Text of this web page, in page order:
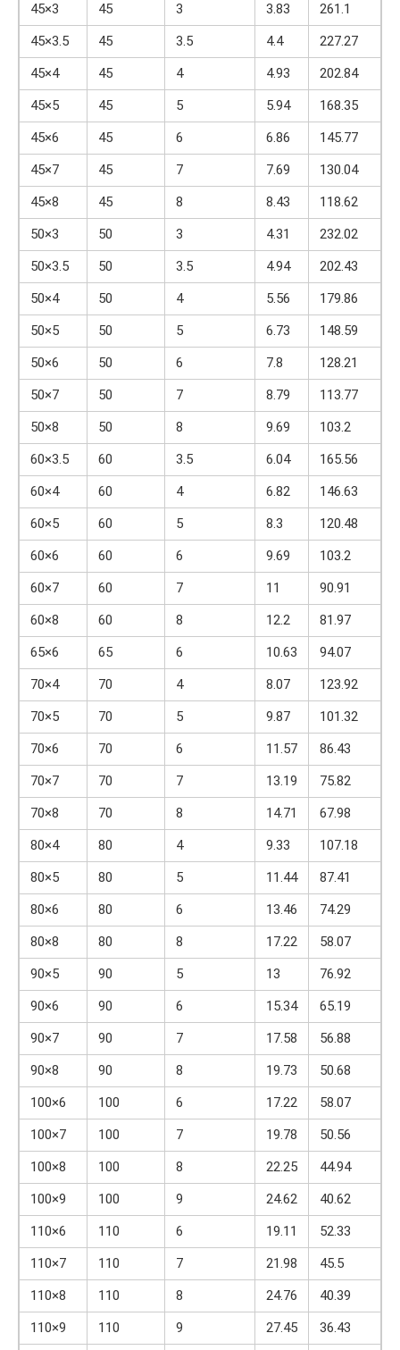
45×3 45 3 3.83
261.1
45×3.5
45 3.5 4.4
227.27
45×4
45 4 4.93
202.84
45×5
45 5 5.94
168.35
45×6
45 6 6.86
145.77
45×7
45 7 7.69
130.04
45×8
45 8 8.43
118.62
50×3
50 3 4.31
232.02
50×3.5
50 3.5 4.94
202.43
50×4
50 4 5.56
179.86
50×5
50 5 6.73
148.59
50×6
50 6 7.8
128.21
50×7
50 7 8.79
113.77
50×8
50 8 9.69
103.2
60×3.5
60 3.5 6.04
165.56
60×4
60 4 6.82
146.63
60×5
60 5 8.3
120.48
60×6
60 6 9.69
103.2
60×7
60 7 11
90.91
60×8
60 8 12.2
81.97
65×6
65 6 10.63
94.07
70×4
70 4 8.07
123.92
70×5
70 5 9.87
101.32
70×6
70 6 11.57
86.43
70×7
70 7 13.19
75.82
70×8
70 8 14.71
67.98
80×4
80 4 9.33
107.18
80×5
80 5 11.44
87.41
80×6
80 6 13.46
74.29
80×8
80 8 17.22
58.07
90×5
90 5 13
76.92
90×6
90 6 15.34
65.19
90×7
90 7 17.58
56.88
90×8
90 8 19.73
50.68
100×6
100 6 17.22
58.07
100×7
100 7 19.78
50.56
100×8
100 8 22.25
44.94
100×9
100 9 24.62
40.62
110×6
110 6 19.11
52.33
110×7
110 7 21.98
45.5
110×8
110 8 24.76
40.39
110×9
110 9 27.45
36.43